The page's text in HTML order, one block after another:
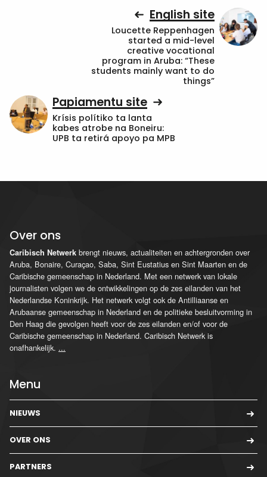
English site
Loucette Reppenhagen
started a mid-level
creative vocational
program in Aruba: “These
students mainly want to do
things”
Papiamentu site
Krísis polítiko ta lanta
kabes atrobe na Boneiru:
UPB ta retirá apoyo pa MPB
Over ons
Caribisch Netwerk brengt nieuws, actualiteiten en achtergronden over
Aruba, Bonaire, Curaçao, Saba, Sint Eustatius en Sint Maarten en de
Caribische gemeenschap in Nederland. Met een netwerk van lokale
journalisten volgen we de ontwikkelingen op de zes eilanden van het
Nederlandse Koninkrijk. Het netwerk volgt ook de Antilliaanse en
Arubaanse gemeenschap in Nederland en de politieke besluitvorming in
Den Haag die gevolgen heeft voor de zes eilanden en/of voor de
Caribische gemeenschap in Nederland. Caribisch Netwerk is
onafhankelijk. ...
Menu
NIEUWS
OVER ONS
PARTNERS